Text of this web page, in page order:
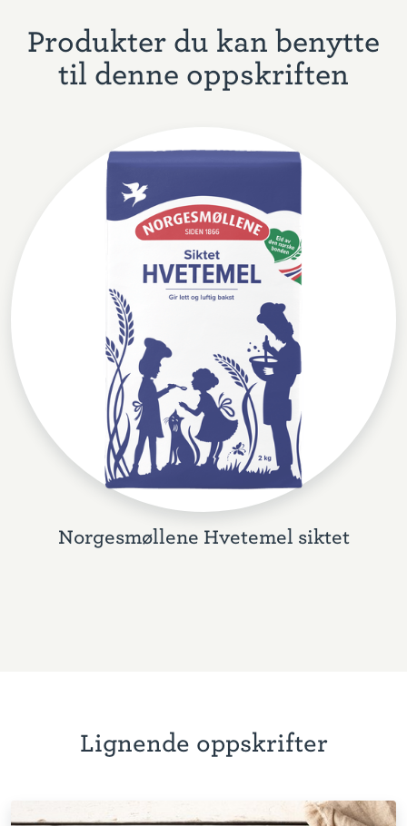
Produkter du kan benytte
til denne oppskriften
Norgesmøllene Hvetemel siktet
Lignende oppskrifter